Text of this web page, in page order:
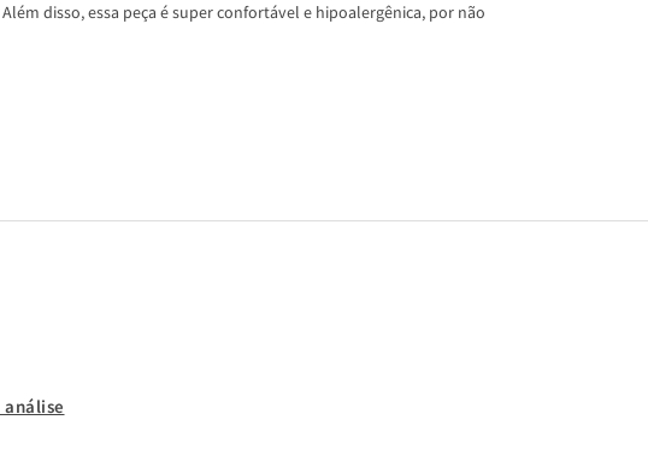
disso, essa peça é super confortável e hipoalergênica, por não